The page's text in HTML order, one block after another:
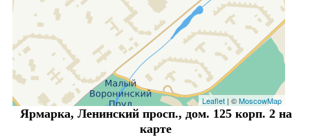
Leaflet| ©MoscowMap
Ярмарка, Ленинский просп., дом. 125 корп. 2 на
карте